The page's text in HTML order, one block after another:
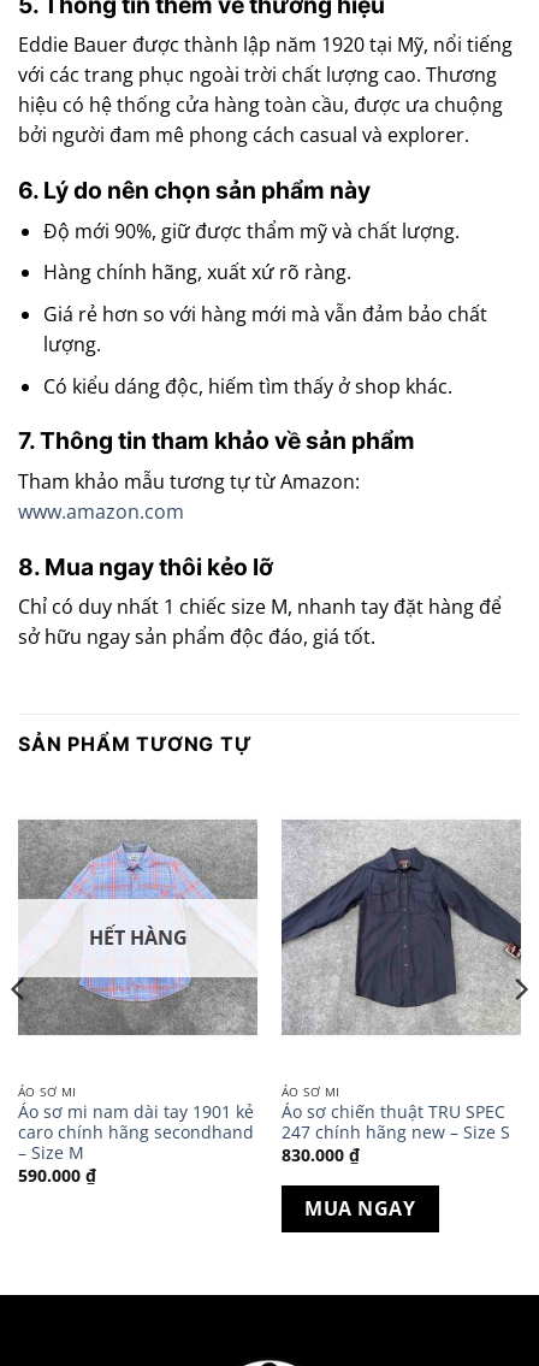
Eddie Bauer được thành lập năm 1920 tại Mỹ, nổi tiếng
với các trang phục ngoài trời chất lượng cao. Thương
hiệu có hệ thống cửa hàng toàn cầu, được ưa chuộng
bởi người đam mê phong cách casual và explorer.
6. Lý do nên chọn sản phẩm này
Độ mới 90%, giữ được thẩm mỹ và chất lượng.
Hàng chính hãng, xuất xứ rõ ràng.
Giá rẻ hơn so với hàng mới mà vẫn đảm bảo chất
lượng.
Có kiểu dáng độc, hiếm tìm thấy ở shop khác.
7. Thông tin tham khảo về sản phẩm
Tham khảo mẫu tương tự từ Amazon:
www.amazon.com
8. Mua ngay thôi kẻo lỡ
Chỉ có duy nhất 1 chiếc size M, nhanh tay đặt hàng để
sở hữu ngay sản phẩm độc đáo, giá tốt.
SẢN PHẨM TƯƠNG TỰ
HẾT HÀNG
ÁO SƠ MI
Áo sơ mi nam dài tay 1901 kẻ
caro chính hãng secondhand
– Size M
590.000 ₫
ÁO SƠ MI
Áo sơ chiến thuật TRU SPEC
247 chính hãng new – Size S
830.000 ₫
MUA NGAY